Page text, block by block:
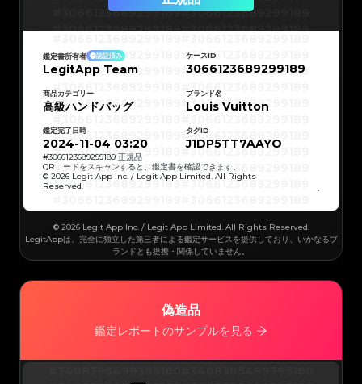
#3066123689299189#3066123689299189
#3066123689299189#3066123689299189
#3066123689299189
#3066123689299189
#3066123689299189
#3066123689299189
#3066123689299189
#3066123689299189
#3066123689299189
#3066123689299189
#3066123689299189
#3066123689299189
#3066123689299189
#3066123689299189
#3066123689299189
#3066123689299189#3066123689299189
#3066123689299189
#3066123689299189#3066123689299189
#3066123689299189#3066123689299189
#3066123689299189#3066123689299189
#3066123689299189#3066123689299189
#3066123689299189#3066123689299189
#3066123689299189#3066123689299189
#3066123689299189
#3066123689299189
#3066123689299189
#3066123689299189
#3066123689299189
#3066123689299189
#3066123689299189
#3066123689299189
#3066123689299189
#3066123689299189
#3066123689299189
#3066123689299189
#3066123689299189#3066123689299189
#3066123689299189#3066123689299189
#3066123689299189#3066123689299189
#3066123689299189#3066123689299189
#3066123689299189#3066123689299189
#3066123689299189#3066123689299189
#3066123689299189#3066123689299189
#3066123689299189#3066123689299189
#3066123689299189#3066123689299189
#3066123689299189#3066123689299189
鑑定書所有者 認証済み
LegitApp Team
ケースID
3066123689299189
商品カテゴリー
高級ハンドバッグ
ブランド名
Louis Vuitton
鑑定完了日時
2024-11-04 03:20
タグID
J1DP5TT7AAYO
#3066123689299189 正規品
QRコードをスキャンすると、鑑定書を確認できます。
© 2026 Legit App Inc. / Legit App Limited. All Rights
Reserved.
© 2026 Legit App Inc. / Legit App Limited. All Rights Reserved.
LegitAppは、完全に独立した第三者による鑑定サービスを提供しており、いかなるブ
ランドとも提携・関係していません。
偽造品
鑑定レポートのサンプルを見る